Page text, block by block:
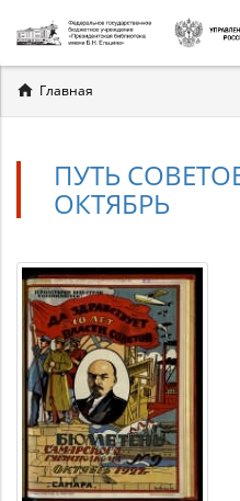
Вы
здесь
Главная
ПУТЬ
ОКТЯБРЬ